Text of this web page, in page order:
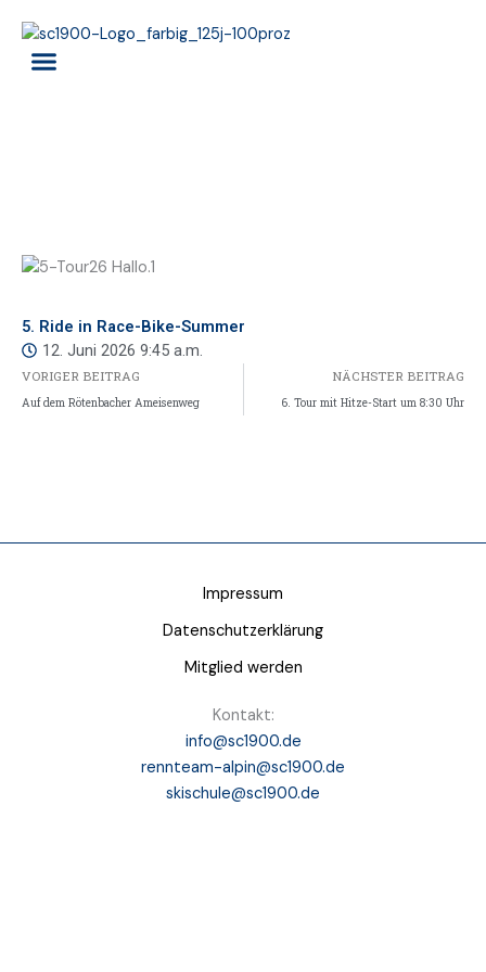
Inhalt
springen
5. Ride in Race-Bike-Summer
12. Juni 2026 9:45 a.m.
VORIGER BEITRAG
Auf dem Rötenbacher Ameisenweg
NÄCHSTER BEITRAG
6. Tour mit Hitze-Start um 8:30 Uhr
Impressum
Datenschutzerklärung
Mitglied werden
Kontakt:
info@sc1900.de
rennteam-alpin@sc1900.de
skischule@sc1900.de